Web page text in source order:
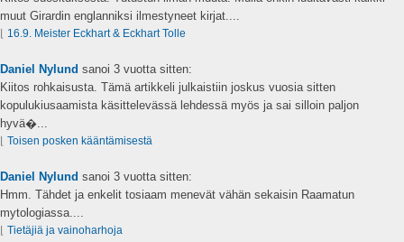
muut Girardin englanniksi ilmestyneet kirjat....
⌊ 16.9. Meister Eckhart & Eckhart Tolle
Daniel Nylund sanoi 3 vuotta sitten:
Kiitos rohkaisusta. Tämä artikkeli julkaistiin joskus vuosia sitten
kopulukiusaamista käsittelevässä lehdessä myös ja sai silloin paljon
hyvä�...
⌊ Toisen posken kääntämisestä
Daniel Nylund sanoi 3 vuotta sitten:
Hmm. Tähdet ja enkelit tosiaam menevät vähän sekaisin Raamatun
mytologiassa....
⌊ Tietäjiä ja vainoharhoja